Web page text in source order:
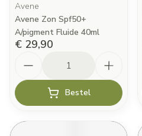
Avene
Avene Zon Spf50+
A/pigment Fluide 40ml
€ 29,90
Bestel